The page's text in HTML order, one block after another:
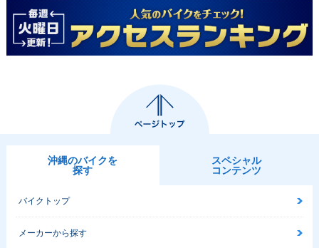
2005年 FLSTN Sof
tail Deluxe
沖縄のバイクを
探す
スペシャル
コンテンツ
バイクトップ
メーカーから探す